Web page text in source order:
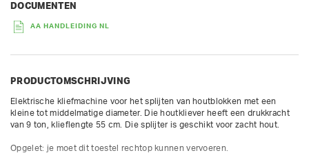
DOCUMENTEN
AA HANDLEIDING NL
PRODUCTOMSCHRIJVING
Elektrische kliefmachine voor het splijten van houtblokken met een
kleine tot middelmatige diameter. Die houtkliever heeft een drukkracht
van 9 ton, klieflengte 55 cm. Die splijter is geschikt voor zacht hout.
Opgelet: je moet dit toestel rechtop kunnen vervoeren.